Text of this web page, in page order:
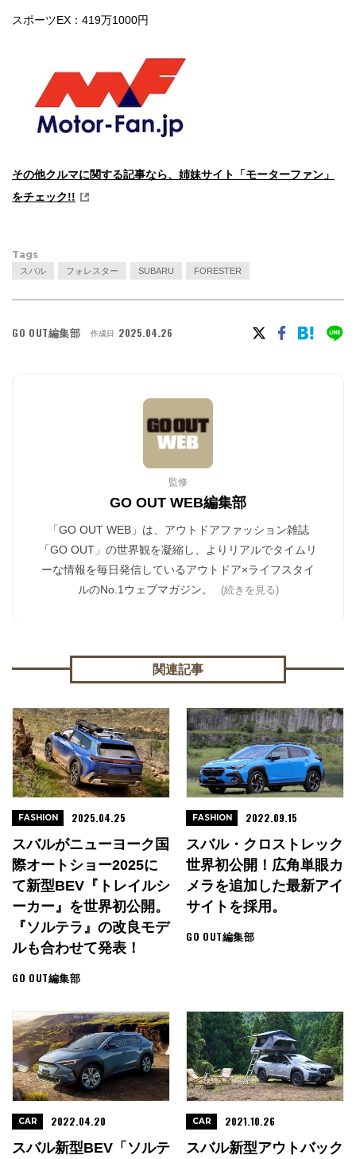
スポーツEX：419万1000円
その他クルマに関する記事なら、姉妹サイト「モーターファン」
をチェック!!
Tags
スバル フォレスター SUBARU FORESTER
GO OUT編集部 作成日 2025.04.26
監修
GO OUT WEB編集部
「GO OUT WEB」は、アウトドアファッション雑誌
「GO OUT」の世界観を凝縮し、よりリアルでタイムリ
ーな情報を毎日発信しているアウトドア×ライフスタイ
ルのNo.1ウェブマガジン。
(続きを見る)
関連記事
スバルがニューヨーク国
際オートショー2025に
て新型BEV『トレイルシ
ーカー』を世界初公開。
『ソルテラ』の改良モデ
ルも合わせて発表！
GO OUT編集部
FASHION 2025.04.25
スバル・クロストレック
世界初公開！広角単眼カ
メラを追加した最新アイ
サイトを採用。
GO OUT編集部
FASHION 2022.09.15
スバル新型BEV「ソルテ
CAR 2022.04.20
スバル新型アウトバック
CAR 2021.10.26